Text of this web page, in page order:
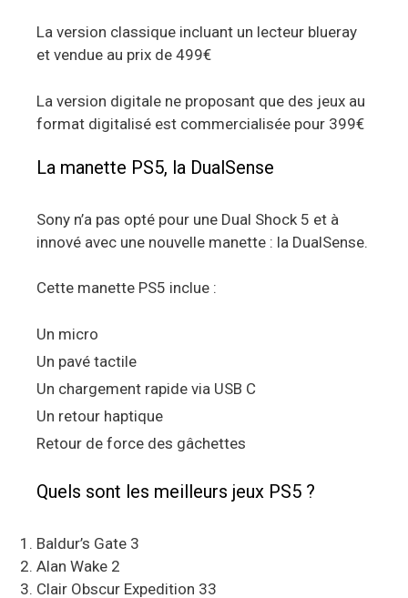
La version classique incluant un lecteur blueray
et vendue au prix de 499€
La version digitale ne proposant que des jeux au
format digitalisé est commercialisée pour 399€
La manette PS5, la DualSense
Sony n’a pas opté pour une Dual Shock 5 et à
innové avec une nouvelle manette : la DualSense.
Cette manette PS5 inclue :
Un micro
Un pavé tactile
Un chargement rapide via USB C
Un retour haptique
Retour de force des gâchettes
Quels sont les meilleurs jeux PS5 ?
Baldur’s Gate 3
Alan Wake 2
Clair Obscur Expedition 33